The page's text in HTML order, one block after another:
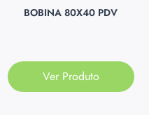
BOBINA 80X40 PDV
Ver Produto